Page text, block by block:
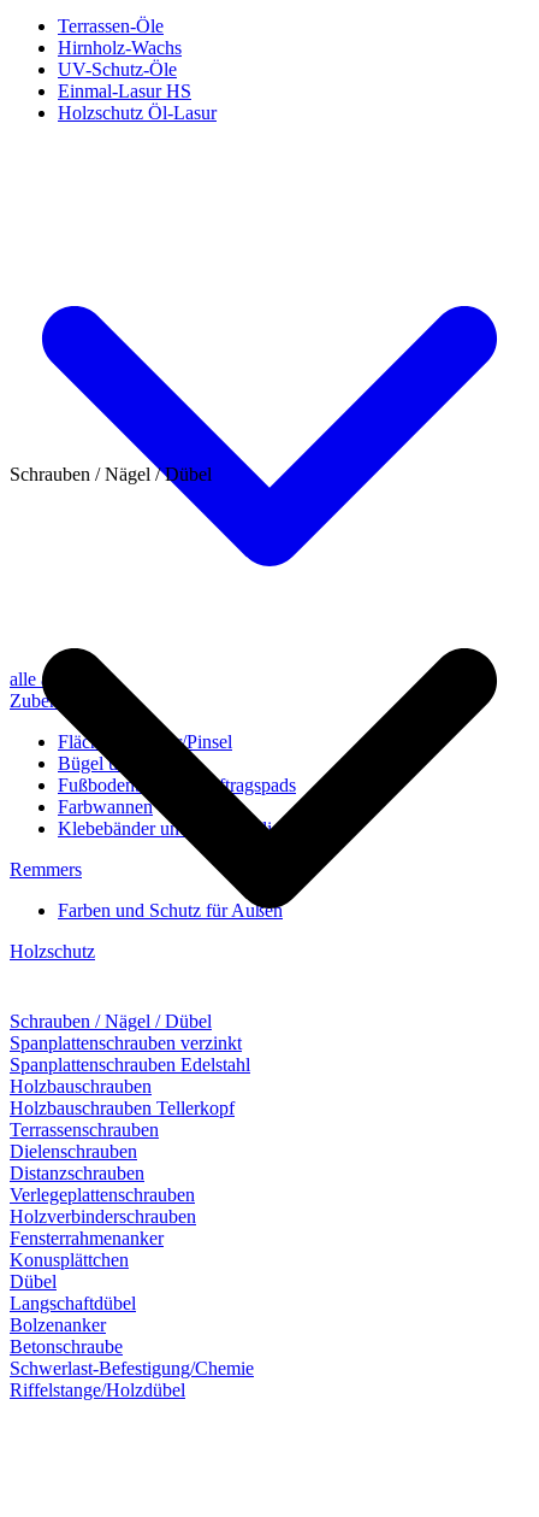
Terrassen-Öle
Hirnholz-Wachs
UV-Schutz-Öle
Einmal-Lasur HS
Holzschutz Öl-Lasur
alle anzeigen
Zubehör
Flächenstreicher/Pinsel
Bügel und Rollen
Fußbodenbürsten/Auftragspads
Farbwannen
Klebebänder und Abdeckvlies
Remmers
Farben und Schutz für Außen
Holzschutz
Schrauben / Nägel / Dübel
Schrauben / Nägel / Dübel
Spanplattenschrauben verzinkt
Spanplattenschrauben Edelstahl
Holzbauschrauben
Holzbauschrauben Tellerkopf
Terrassenschrauben
Dielenschrauben
Distanzschrauben
Verlegeplattenschrauben
Holzverbinderschrauben
Fensterrahmenanker
Konusplättchen
Dübel
Langschaftdübel
Bolzenanker
Betonschraube
Schwerlast-Befestigung/Chemie
Riffelstange/Holzdübel